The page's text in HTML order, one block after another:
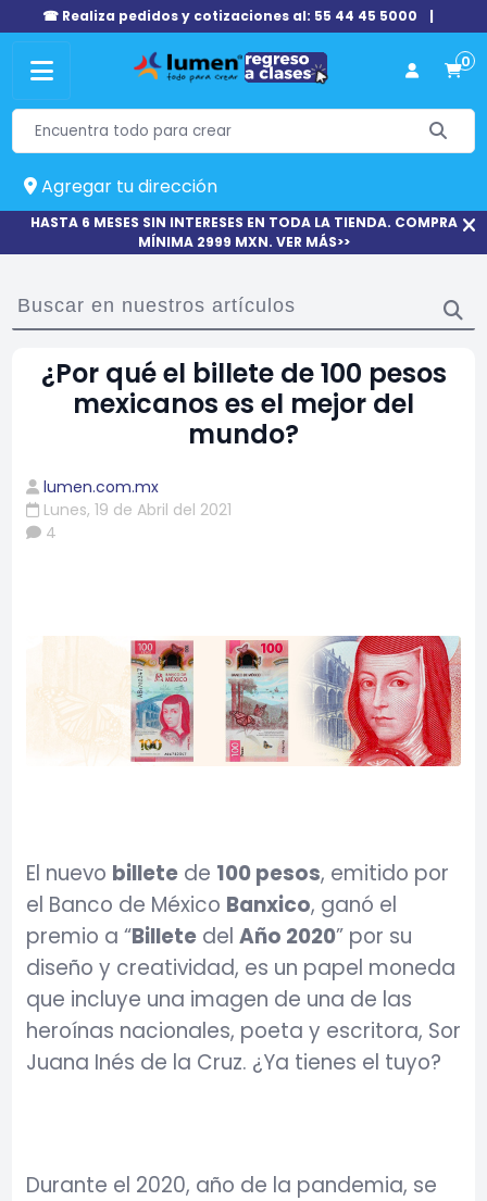
☎ Realiza pedidos y cotizaciones al: 55 44 45 5000 |
0
Agregar tu dirección
HASTA 6 MESES SIN INTERESES EN TODA LA TIENDA. COMPRA
MÍNIMA 2999 MXN. VER MÁS>>
¿Por qué el billete de 100 pesos
mexicanos es el mejor del
mundo?
lumen.com.mx
Lunes, 19 de Abril del 2021
4
El nuevo billete de 100 pesos, emitido por
el Banco de México Banxico, ganó el
premio a “Billete del Año 2020” por su
diseño y creatividad, es un papel moneda
que incluye una imagen de una de las
heroínas nacionales, poeta y escritora, Sor
Juana Inés de la Cruz. ¿Ya tienes el tuyo?
Durante el 2020, año de la pandemia, se